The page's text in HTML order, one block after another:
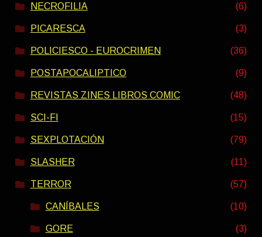
NECROFILIA (6)
PICARESCA (3)
POLICIESCO - EUROCRIMEN (36)
POSTAPOCALIPTICO (9)
REVISTAS ZINES LIBROS COMIC (48)
SCI-FI (15)
SEXPLOTACIÓN (79)
SLASHER (11)
TERROR (57)
CANÍBALES (10)
GORE (3)